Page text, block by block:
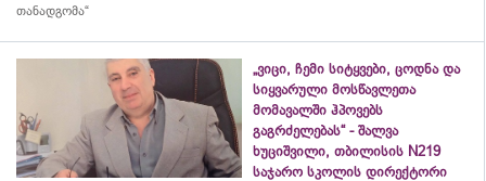
თანადგომა“
„ვიცი, ჩემი სიტყვები, ცოდნა და
სიყვარული მოსწავლეთა
მომავალში ჰპოვებს
გაგრძელებას“ - შალვა
ხუციშვილი, თბილისის N219
საჯარო სკოლის დირექტორი